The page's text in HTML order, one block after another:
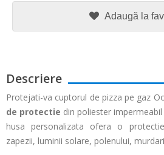
Adaugă la
Descriere
Protejati-va cuptorul de pizza pe gaz
de protectie din poliester
husa personalizata ofera o
zapezii, luminii solare, polenului,